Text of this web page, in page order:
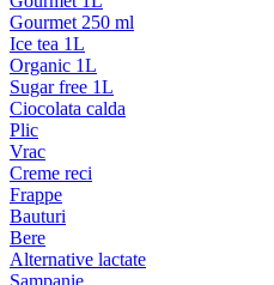
Gourmet 250 ml
Ice tea 1L
Organic 1L
Sugar free 1L
Ciocolata calda
Plic
Vrac
Creme reci
Frappe
Bauturi
Bere
Alternative lactate
Sampanie